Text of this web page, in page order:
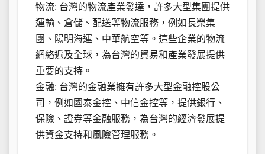
物流: 台灣的物流產業發達，許多大型集團提供
運輸、倉儲、配送等物流服務，例如長榮集
團、陽明海運、中華航空等。這些企業的物流
網絡遍及全球，為台灣的貿易和產業發展提供
重要的支持。
金融: 台灣的金融業擁有許多大型金融控股公
司，例如國泰金控、中信金控等，提供銀行、
保險、證券等金融服務，為台灣的經濟發展提
供資金支持和風險管理服務。